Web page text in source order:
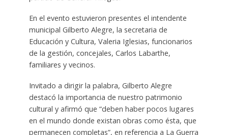
En el evento estuvieron presentes el intendente
municipal Gilberto Alegre, la secretaria de
Educación y Cultura, Valeria Iglesias, funcionarios
de la gestión, concejales, Carlos Labarthe,
familiares y vecinos.
Invitado a dirigir la palabra, Gilberto Alegre
destacó la importancia de nuestro patrimonio
cultural y afirmó que “deben haber pocos lugares
en el mundo donde existan obras como ésta, que
permanecen completas”, en referencia a La Guerra